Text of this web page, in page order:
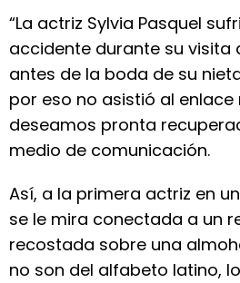
“La actriz Sylvia Pasquel
accidente durante su visita
antes de la boda de su
por eso no asistió al enlace
deseamos pronta
medio de comunicación.
Así, a la primera actriz en
se le mira conectada a un
recostada sobre una
no son del alfabeto latino,